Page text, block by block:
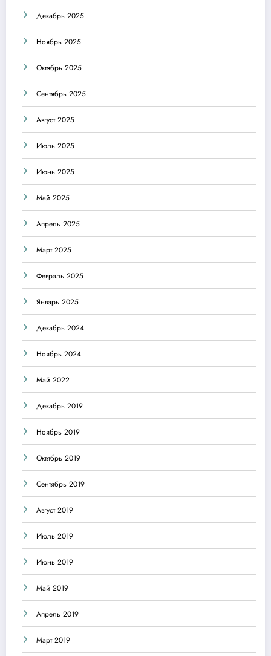
Декабрь 2025
Ноябрь 2025
Октябрь 2025
Сентябрь 2025
Август 2025
Июль 2025
Июнь 2025
Май 2025
Апрель 2025
Март 2025
Февраль 2025
Январь 2025
Декабрь 2024
Ноябрь 2024
Май 2022
Декабрь 2019
Ноябрь 2019
Октябрь 2019
Сентябрь 2019
Август 2019
Июль 2019
Июнь 2019
Май 2019
Апрель 2019
Март 2019